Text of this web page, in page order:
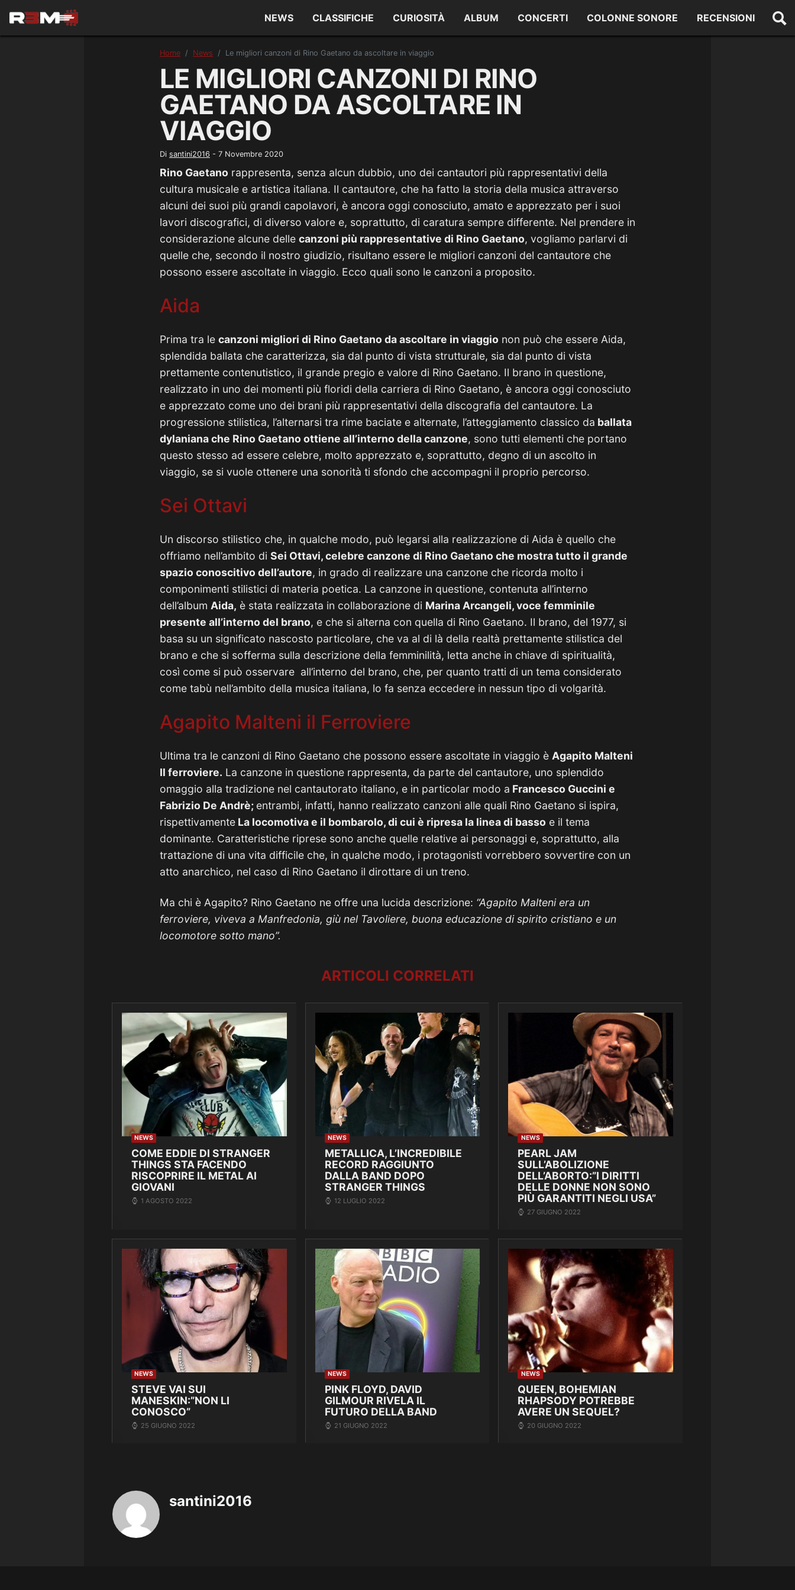
NEWS CLASSIFICHE CURIOSITÀ ALBUM CONCERTI COLONNE SONORE RECENSIONI
Home News Le migliori canzoni di Rino Gaetano da ascoltare in viaggio
LE MIGLIORI CANZONI DI RINO
GAETANO DA ASCOLTARE IN
VIAGGIO
Di santini2016 - 7 Novembre 2020
Rino Gaetano rappresenta, senza alcun dubbio, uno dei cantautori più rappresentativi della
cultura musicale e artistica italiana. Il cantautore, che ha fatto la storia della musica attraverso
alcuni dei suoi più grandi capolavori, è ancora oggi conosciuto, amato e apprezzato per i suoi
lavori discografici, di diverso valore e, soprattutto, di caratura sempre differente. Nel prendere in
considerazione alcune delle canzoni più rappresentative di Rino Gaetano, vogliamo parlarvi di
quelle che, secondo il nostro giudizio, risultano essere le migliori canzoni del cantautore che
possono essere ascoltate in viaggio. Ecco quali sono le canzoni a proposito.
Aida
Prima tra le canzoni migliori di Rino Gaetano da ascoltare in viaggio non può che essere Aida,
splendida ballata che caratterizza, sia dal punto di vista strutturale, sia dal punto di vista
prettamente contenutistico, il grande pregio e valore di Rino Gaetano. Il brano in questione,
realizzato in uno dei momenti più floridi della carriera di Rino Gaetano, è ancora oggi conosciuto
e apprezzato come uno dei brani più rappresentativi della discografia del cantautore. La
progressione stilistica, l’alternarsi tra rime baciate e alternate, l’atteggiamento classico da ballata
dylaniana che Rino Gaetano ottiene all’interno della canzone, sono tutti elementi che portano
questo stesso ad essere celebre, molto apprezzato e, soprattutto, degno di un ascolto in
viaggio, se si vuole ottenere una sonorità ti sfondo che accompagni il proprio percorso.
Sei Ottavi
Un discorso stilistico che, in qualche modo, può legarsi alla realizzazione di Aida è quello che
offriamo nell’ambito di Sei Ottavi, celebre canzone di Rino Gaetano che mostra tutto il grande
spazio conoscitivo dell’autore, in grado di realizzare una canzone che ricorda molto i
componimenti stilistici di materia poetica. La canzone in questione, contenuta all’interno
dell’album Aida, è stata realizzata in collaborazione di Marina Arcangeli, voce femminile
presente all’interno del brano, e che si alterna con quella di Rino Gaetano. Il brano, del 1977, si
basa su un significato nascosto particolare, che va al di là della realtà prettamente stilistica del
brano e che si sofferma sulla descrizione della femminilità, letta anche in chiave di spiritualità,
così come si può osservare all’interno del brano, che, per quanto tratti di un tema considerato
come tabù nell’ambito della musica italiana, lo fa senza eccedere in nessun tipo di volgarità.
Agapito Malteni il Ferroviere
Ultima tra le canzoni di Rino Gaetano che possono essere ascoltate in viaggio è Agapito Malteni
Il ferroviere. La canzone in questione rappresenta, da parte del cantautore, uno splendido
omaggio alla tradizione nel cantautorato italiano, e in particolar modo a Francesco Guccini e
Fabrizio De Andrè; entrambi, infatti, hanno realizzato canzoni alle quali Rino Gaetano si ispira,
rispettivamente La locomotiva e il bombarolo, di cui è ripresa la linea di basso e il tema
dominante. Caratteristiche riprese sono anche quelle relative ai personaggi e, soprattutto, alla
trattazione di una vita difficile che, in qualche modo, i protagonisti vorrebbero sovvertire con un
atto anarchico, nel caso di Rino Gaetano il dirottare di un treno.
Ma chi è Agapito? Rino Gaetano ne offre una lucida descrizione: “Agapito Malteni era un
ferroviere, viveva a Manfredonia, giù nel Tavoliere, buona educazione di spirito cristiano e un
locomotore sotto mano”.
ARTICOLI CORRELATI
NEWS
COME EDDIE DI STRANGER
THINGS STA FACENDO
RISCOPRIRE IL METAL AI
GIOVANI
1 AGOSTO 2022
NEWS
METALLICA, L’INCREDIBILE
RECORD RAGGIUNTO
DALLA BAND DOPO
STRANGER THINGS
12 LUGLIO 2022
NEWS
PEARL JAM
SULL’ABOLIZIONE
DELL’ABORTO:”I DIRITTI
DELLE DONNE NON SONO
PIÙ GARANTITI NEGLI USA”
27 GIUGNO 2022
NEWS
STEVE VAI SUI
MANESKIN:”NON LI
CONOSCO”
25 GIUGNO 2022
NEWS
PINK FLOYD, DAVID
GILMOUR RIVELA IL
FUTURO DELLA BAND
21 GIUGNO 2022
NEWS
QUEEN, BOHEMIAN
RHAPSODY POTREBBE
AVERE UN SEQUEL?
20 GIUGNO 2022
santini2016